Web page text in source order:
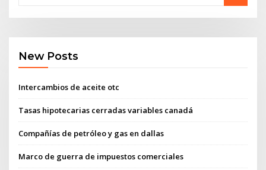
New Posts
Intercambios de aceite otc
Tasas hipotecarias cerradas variables canadá
Compañías de petróleo y gas en dallas
Marco de guerra de impuestos comerciales